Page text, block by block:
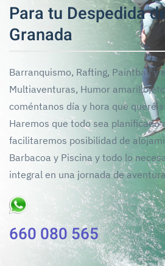
Para tu Despedida
Granada
Barranquismo, Rafting, Paintball y
Multiaventuras, Humor
coméntanos día y hora que
Haremos que todo sea planificado
facilitaremos posibilidad de
Barbacoa y Piscina y todo lo
integral en una jornada de
660 080 565